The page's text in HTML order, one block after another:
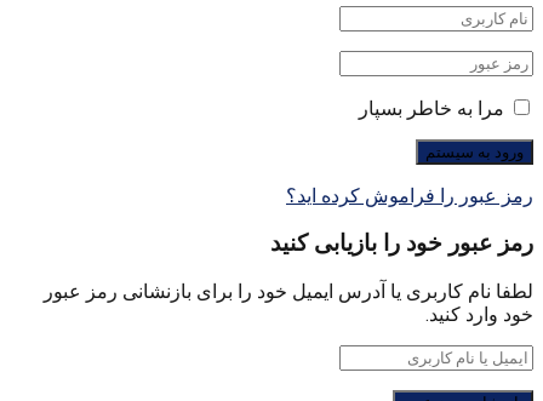
مرا به خاطر بسپار
رمز عبور را فراموش کرده اید؟
رمز عبور خود را بازیابی کنید
لطفا نام کاربری یا آدرس ایمیل خود را برای بازنشانی رمز عبور
خود وارد کنید.